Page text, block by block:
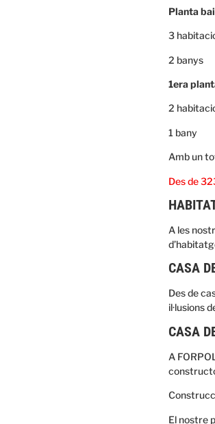
Planta
3
2 banys
1era
2
1 bany
Amb un
Des de
A les
CASA
Des de
il·lusions
CASA
A
El nostre